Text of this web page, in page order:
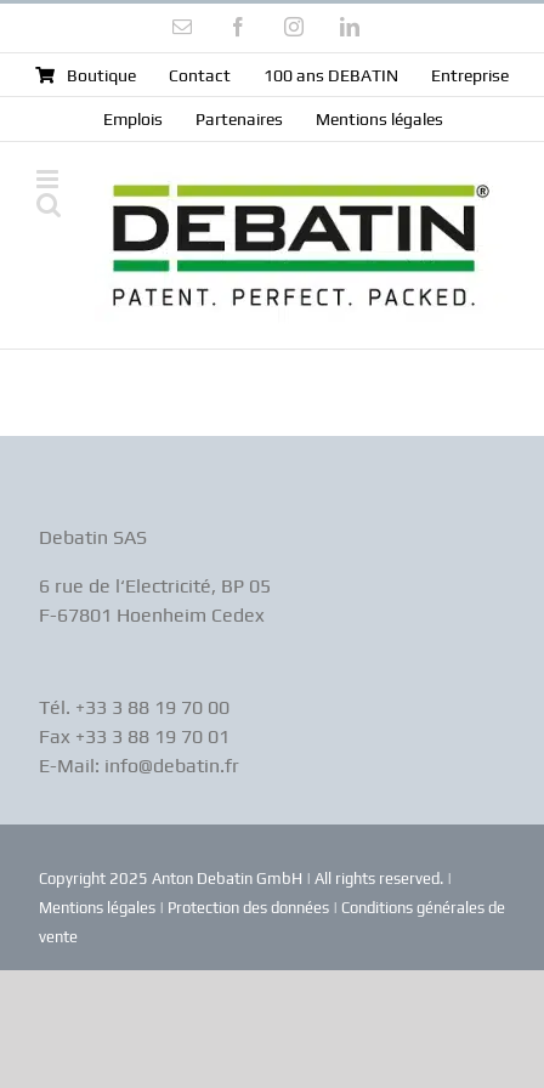
content
Email FacebookInstagramLinkedIn
Boutique Contact 100 ans DEBATIN Entreprise
Emplois Partenaires Mentions légales
Debatin SAS
6 rue de l‘Electricité, BP 05
F-67801 Hoenheim Cedex
Tél. +33 3 88 19 70 00
Fax +33 3 88 19 70 01
E-Mail: info@debatin.fr
Copyright 2025 Anton Debatin GmbH | All rights reserved. |
Mentions légales| Protection des données| Conditions générales de
vente